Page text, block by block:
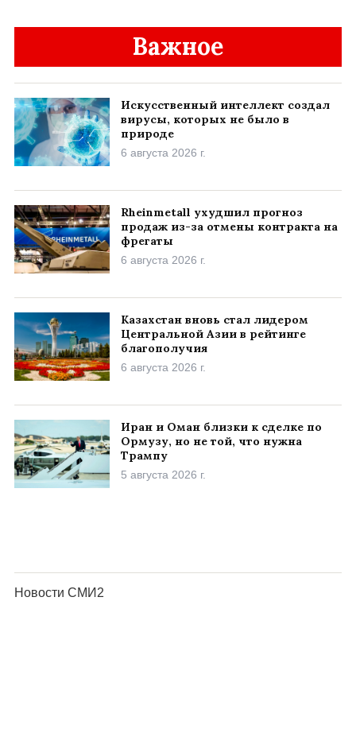
Важное
Искусственный интеллект создал
вирусы, которых не было в
природе
6 августа 2026 г.
Rheinmetall ухудшил прогноз
продаж из-за отмены контракта на
фрегаты
6 августа 2026 г.
Казахстан вновь стал лидером
Центральной Азии в рейтинге
благополучия
6 августа 2026 г.
Иран и Оман близки к сделке по
Ормузу, но не той, что нужна
Трампу
5 августа 2026 г.